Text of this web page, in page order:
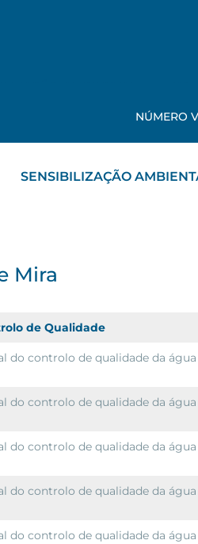
NÚMERO
SENSIBILIZAÇÃO
Mira
de Qualidade
do controlo de qualidade da
do controlo de qualidade da água
do controlo de qualidade da água
do controlo de qualidade da água
do controlo de qualidade da